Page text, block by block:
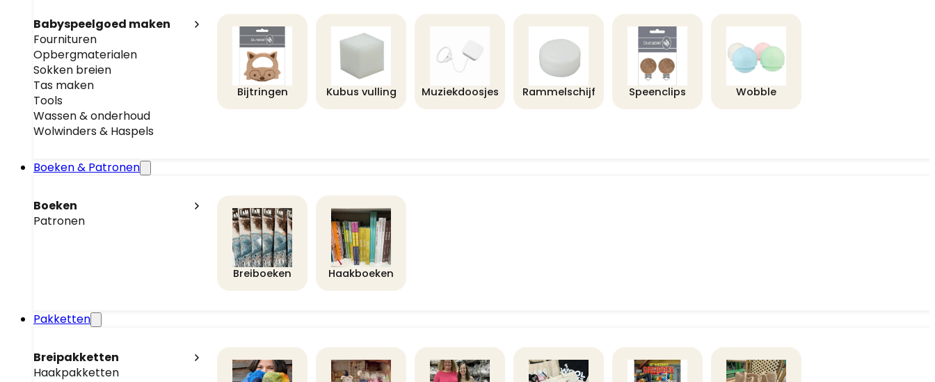
Babyspeelgoed maken
Fournituren
Opbergmaterialen
Sokken breien
Tas maken
Tools
Wassen & onderhoud
Wolwinders & Haspels
Bijtringen Kubus vulling Muziekdoosjes Rammelschijf Speenclips Wobble
Boeken & Patronen
Boeken
Patronen
Breiboeken Haakboeken
Pakketten
Breipakketten
Haakpakketten